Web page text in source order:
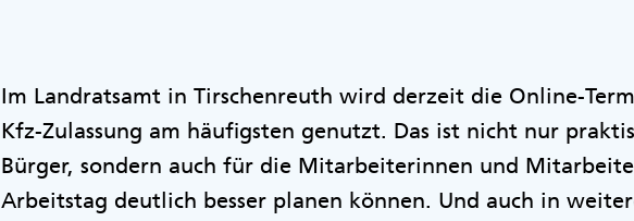
Im Landratsamt in Tirschenreuth wird derzeit die Online-
Kfz-Zulassung am häufigsten genutzt. Das ist nicht nur
Bürger, sondern auch für die Mitarbeiterinnen und
Arbeitstag deutlich besser planen können. Und auch in